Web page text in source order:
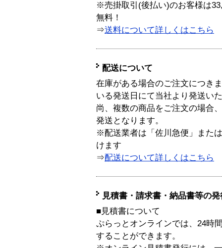
※売掛取引(後払い)のお客様は
無料！
⇒送料について詳しくはこちら
配送について
在庫がある場合のご注文につき
いる発送日にて当社より発送い
尚、複数の商品をご注文の場合
発送となります。
※配送業者は「佐川急便」また
けます
⇒配送について詳しくはこちら
見積書・請求書・納品書等の
■見積書について
ぷらっとオンラインでは、24時
することができます。